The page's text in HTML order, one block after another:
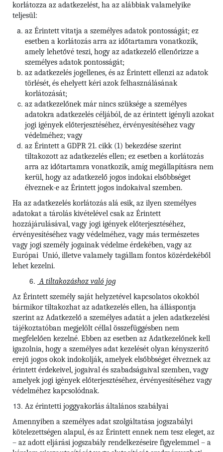
korlátozza az adatkezelést, ha az alábbiak valamelyike
teljesül:
az Érintett vitatja a személyes adatok pontosságát; ez
esetben a korlátozás arra az időtartamra vonatkozik,
amely lehetővé teszi, hogy az adatkezelő ellenőrizze a
személyes adatok pontosságát;
az adatkezelés jogellenes, és az Érintett ellenzi az adatok
törlését, és ehelyett kéri azok felhasználásának
korlátozását;
az adatkezelőnek már nincs szüksége a személyes
adatokra adatkezelés céljából, de az érintett igényli azokat
jogi igények előterjesztéséhez, érvényesítéséhez vagy
védelméhez; vagy
az Érintett a GDPR 21. cikk (1) bekezdése szerint
tiltakozott az adatkezelés ellen; ez esetben a korlátozás
arra az időtartamra vonatkozik, amíg megállapításra nem
kerül, hogy az adatkezelő jogos indokai elsőbbséget
élveznek-e az Érintett jogos indokaival szemben.
Ha az adatkezelés korlátozás alá esik, az ilyen személyes
adatokat a tárolás kivételével csak az Érintett
hozzájárulásával, vagy jogi igények előterjesztéséhez,
érvényesítéséhez vagy védelméhez, vagy más természetes
vagy jogi személy jogainak védelme érdekében, vagy az
Európai Unió, illetve valamely tagállam fontos közérdekéből
lehet kezelni.
A tiltakozáshoz való jog
Az Érintett személy saját helyzetével kapcsolatos okokból
bármikor tiltakozhat az adatkezelés ellen, ha álláspontja
szerint az Adatkezelő a személyes adatát a jelen adatkezelési
tájékoztatóban megjelölt céllal összefüggésben nem
megfelelően kezelné. Ebben az esetben az Adatkezelőnek kell
igazolnia, hogy a személyes adat kezelését olyan kényszerítő
erejű jogos okok indokolják, amelyek elsőbbséget élveznek az
érintett érdekeivel, jogaival és szabadságaival szemben, vagy
amelyek jogi igények előterjesztéséhez, érvényesítéséhez vagy
védelméhez kapcsolódnak.
Az érintetti joggyakorlás általános szabályai
Amennyiben a személyes adat szolgáltatása jogszabályi
kötelezettségen alapul, és az Érintett ennek nem tesz eleget, az
– az adott eljárási jogszabály rendelkezéseire figyelemmel – a